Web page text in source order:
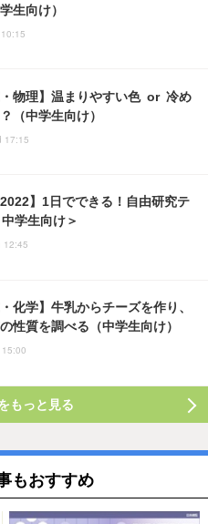
生向け）
・物理】温まりやすい色 or 冷め
（中学生向け）
17:15
2022】1日でできる！自由研究テ
学生向け＞
12:45
・化学】牛乳からチーズを作り、
性質を調べる（中学生向け）
もっと見る
もおすすめ